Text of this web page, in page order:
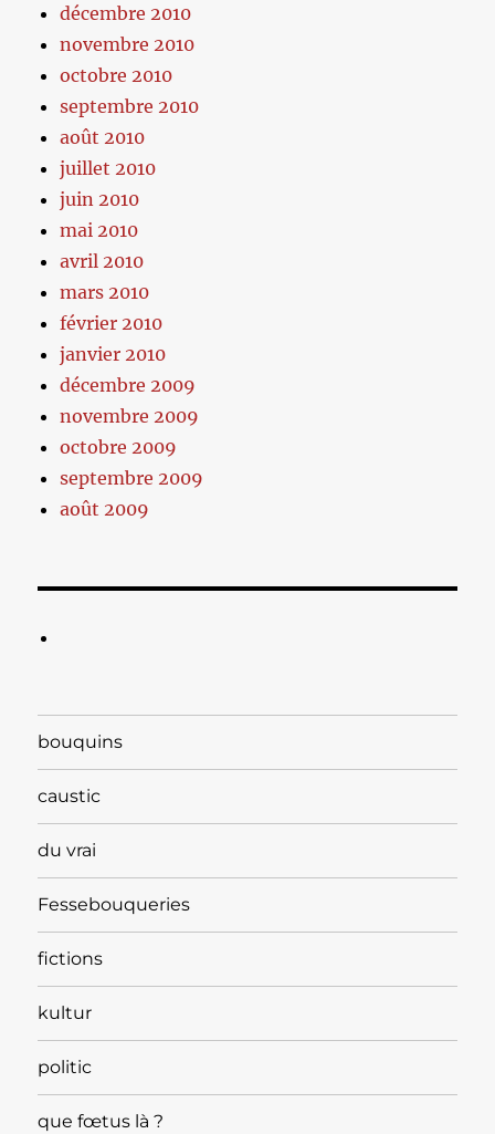
décembre 2010
novembre 2010
octobre 2010
septembre 2010
août 2010
juillet 2010
juin 2010
mai 2010
avril 2010
mars 2010
février 2010
janvier 2010
décembre 2009
novembre 2009
octobre 2009
septembre 2009
août 2009
bouquins
caustic
du vrai
Fessebouqueries
fictions
kultur
politic
que fœtus là ?